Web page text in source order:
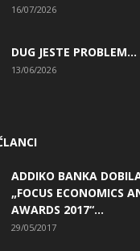
16/07/2026
DUG JESTE PROBLEM…
13/06/2026
ADDIKO BANKA
„FOCUS ECONOMICS
AWARDS 2017“...
29/05/2017